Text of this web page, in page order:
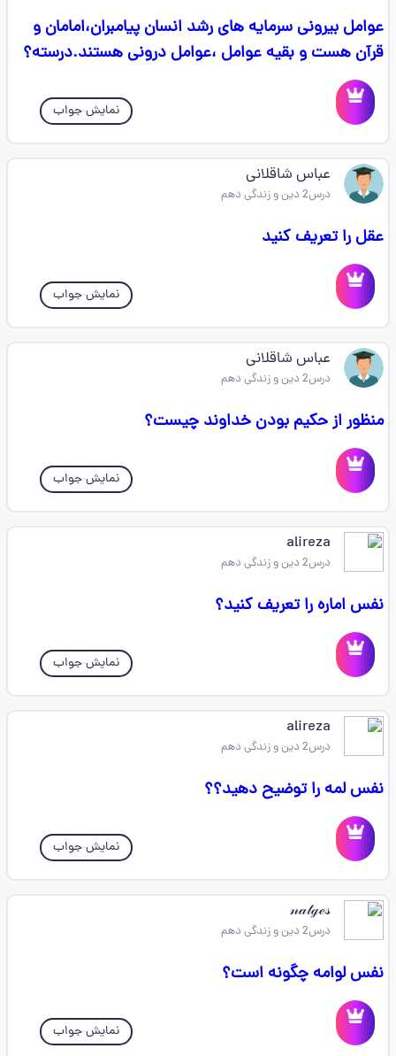
عوامل بیرونی سرمایه های رشد انسان پیامبران،امامان و
قرآن هست و بقیه عوامل ،عوامل درونی هستند.درسته؟
نمایش جواب
عباس شاقلانی
درس2 دین و زندگی دهم
عقل را تعریف کنید
نمایش جواب
عباس شاقلانی
درس2 دین و زندگی دهم
منظور از حکیم بودن خداوند چیست؟
نمایش جواب
alireza
درس2 دین و زندگی دهم
نفس اماره را تعریف کنید؟
نمایش جواب
alireza
درس2 دین و زندگی دهم
نفس لمه را توضیح دهید؟؟
نمایش جواب
𝓃𝒶𝓉ℊℯ𝓈
درس2 دین و زندگی دهم
نفس لوامه چگونه است؟
نمایش جواب